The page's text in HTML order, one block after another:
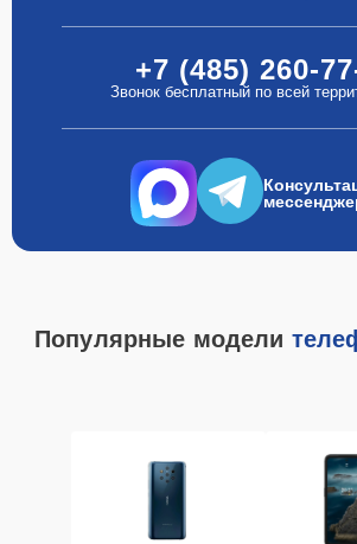
+7 (485) 260-
Звонок бесплатный по всей
Популярные модели